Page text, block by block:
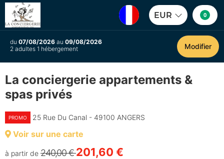
EUR 0
du 07/08/2026 au 09/08/2026
2 adultes 1 hébergement
Modifier
La conciergerie appartements &
spas privés
PROMO 25 Rue Du Canal - 49100 ANGERS
Voir sur une carte
à partir de 240,00 €201,60 €